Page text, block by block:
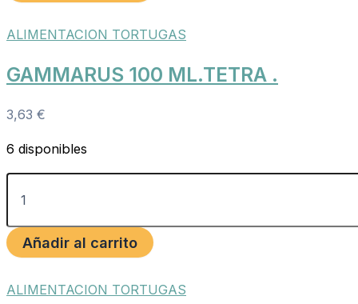
ALIMENTACION TORTUGAS
GAMMARUS 100 ML.TETRA .
3,63 €
6 disponibles
Añadir al carrito
ALIMENTACION TORTUGAS